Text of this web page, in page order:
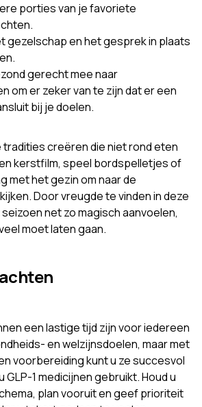
porties van je favoriete
gezelschap en het gesprek in plaats
gerecht mee naar
om er zeker van te zijn dat er een
bij je doelen.
tradities creëren die niet rond eten
kerstfilm, speel bordspelletjes of
met het gezin om naar de
Door vreugde te vinden in deze
net zo magisch aanvoelen,
moet laten gaan.
een lastige tijd zijn voor iedereen
en welzijnsdoelen, maar met
voorbereiding kunt u ze succesvol
1 medicijnen gebruikt. Houd u
plan vooruit en geef prioriteit